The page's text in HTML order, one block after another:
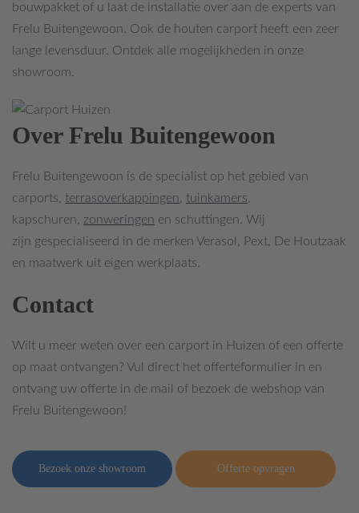
bouwpakket of u laat de installatie over aan de experts van
Frelu Buitengewoon. Ook de houten carport heeft een zeer
lange levensduur. Ontdek alle mogelijkheden in onze
showroom.
Over Frelu Buitengewoon
Frelu Buitengewoon is de specialist op het gebied van
carports, terrasoverkappingen, tuinkamers,
kapschuren, zonweringen en schuttingen. Wij
zijn gespecialiseerd in de merken Verasol, Pext, De Houtzaak
en maatwerk uit eigen werkplaats.
Contact
Wilt u meer weten over een carport in Huizen of een offerte
op maat ontvangen? Vul direct het offerteformulier in en
ontvang uw offerte in de mail of bezoek de webshop van
Frelu Buitengewoon!
Bezoek onze showroom Offerte opvragen